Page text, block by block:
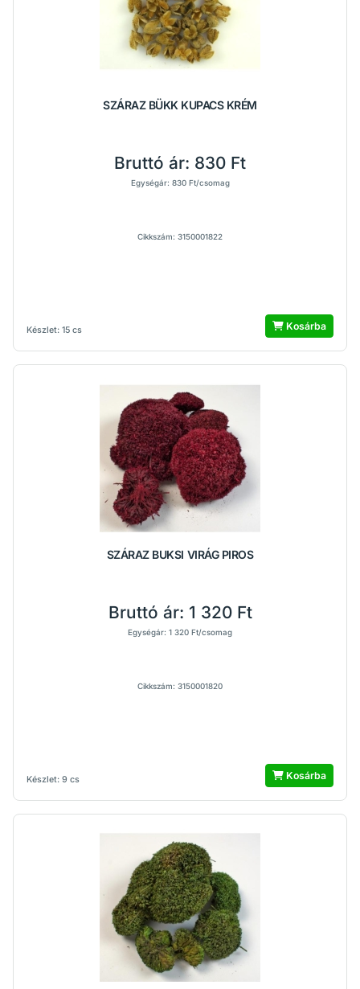
SZÁRAZ BÜKK KUPACS KRÉM
Készlet: 15 cs
Bruttó ár: 830 Ft
Egységár: 830 Ft/csomag
Cikkszám: 3150001822
Kosárba
SZÁRAZ BUKSI VIRÁG PIROS
Készlet: 9 cs
Bruttó ár: 1 320 Ft
Egységár: 1 320 Ft/csomag
Cikkszám: 3150001820
Kosárba